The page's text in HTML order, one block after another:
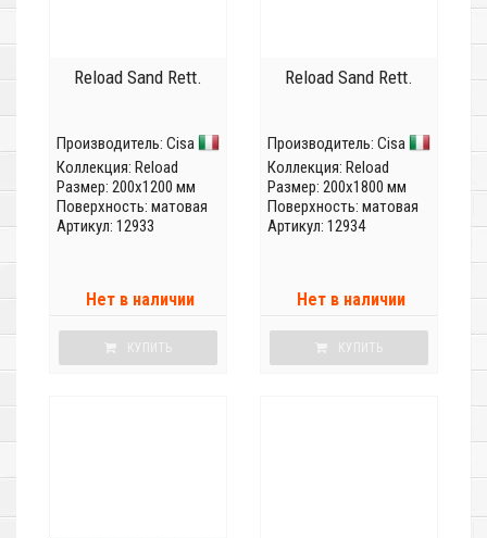
Reload Sand Rett.
Производитель: Cisa
Коллекция: Reload
Размер: 200x1200 мм
Поверхность: матовая
Артикул: 12933
Нет в наличии
КУПИТЬ
Reload Sand Rett.
Производитель: Cisa
Коллекция: Reload
Размер: 200x1800 мм
Поверхность: матовая
Артикул: 12934
Нет в наличии
КУПИТЬ